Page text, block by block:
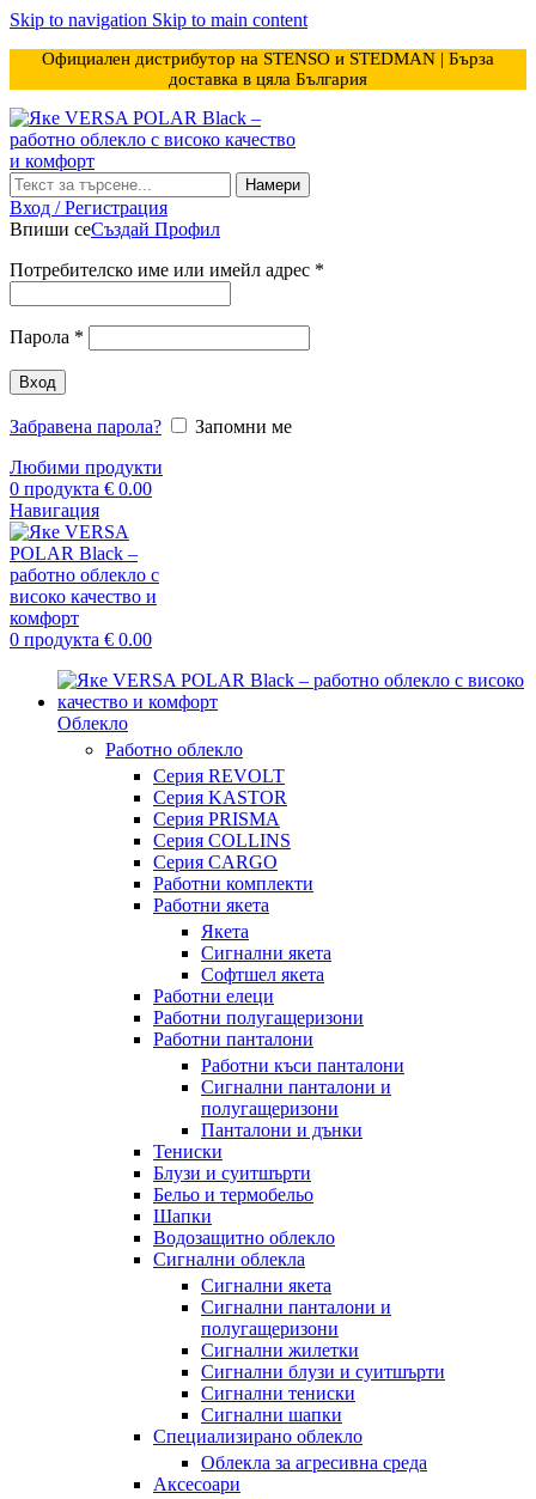
Skip to navigation Skip to main content
Официален дистрибутор на STENSO и STEDMAN | Бърза
доставка в цяла България
Намери
Вход / Регистрация
Впиши сеСъздай Профил
Потребителско име или имейл адрес *
Парола *
Вход
Забравена парола?
Запомни ме
Любими продукти
0 продукта € 0.00
Навигация
0 продукта € 0.00
Облекло
Работно облекло
Серия REVOLT
Серия KASTOR
Серия PRISMA
Серия COLLINS
Серия CARGO
Работни комплекти
Работни якета
Якета
Сигнални якета
Софтшел якета
Работни елеци
Работни полугащеризони
Работни панталони
Работни къси панталони
Сигнални панталони и
полугащеризони
Панталони и дънки
Тениски
Блузи и суитшърти
Бельо и термобельо
Шапки
Водозащитно облекло
Сигнални облекла
Сигнални якета
Сигнални панталони и
полугащеризони
Сигнални жилетки
Сигнални блузи и суитшърти
Сигнални тениски
Сигнални шапки
Специализирано облекло
Облекла за агресивна среда
Аксесоари